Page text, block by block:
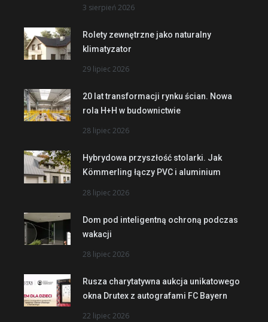
3 sierpień 2026
Rolety zewnętrzne jako naturalny
klimatyzator
29 lipiec 2026
20 lat transformacji rynku ścian. Nowa
rola H+H w budownictwie
28 lipiec 2026
Hybrydowa przyszłość stolarki. Jak
Kömmerling łączy PVC i aluminium
28 lipiec 2026
Dom pod inteligentną ochroną podczas
wakacji
28 lipiec 2026
Rusza charytatywna aukcja unikatowego
okna Drutex z autografami FC Bayern
22 lipiec 2026